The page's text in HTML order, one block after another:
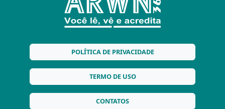
POLÍTICA DE PRIVACIDADE
TERMO DE USO
CONTATOS